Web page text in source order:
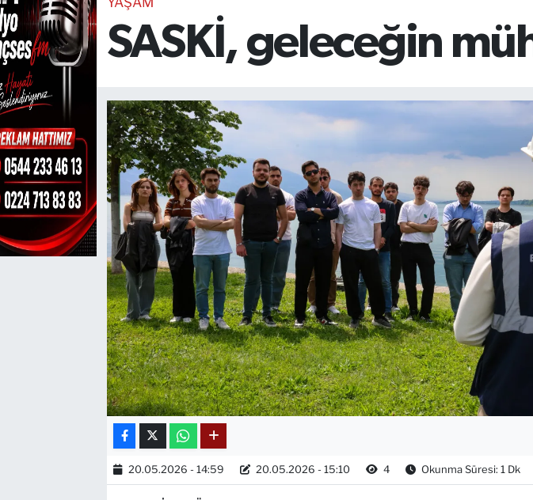
SASKİ, geleceğin
20.05.2026 - 14:59 20.05.2026 - 15:10 4 Okunma Süresi: 1 Dk
TEKNOLOJİ
CANLI DİNLE
RESMİ İLANLAR
Gencsesfm Canlı Dinle